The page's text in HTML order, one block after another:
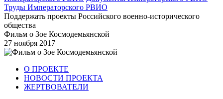
Труды Императорского РВИО
Поддержать проекты Российского военно-исторического
общества
Фильм о Зое Космодемьянской
27 ноября 2017
О ПРОЕКТЕ
НОВОСТИ ПРОЕКТА
ЖЕРТВОВАТЕЛИ